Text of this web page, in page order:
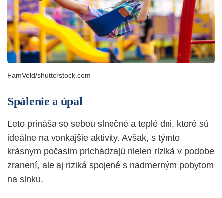
FamVeld/shutterstock.com
Spálenie a úpal
Leto prináša so sebou slnečné a teplé dni, ktoré sú
ideálne na vonkajšie aktivity. Avšak, s týmto
krásnym počasím prichádzajú nielen riziká v podobe
zranení, ale aj riziká spojené s nadmerným pobytom
na slnku.